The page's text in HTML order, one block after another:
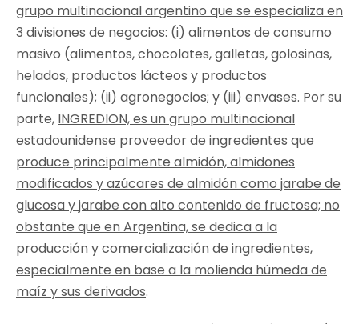
grupo multinacional argentino que se especializa en
3 divisiones de negocios: (i) alimentos de consumo
masivo (alimentos, chocolates, galletas, golosinas,
helados, productos lácteos y productos
funcionales); (ii) agronegocios; y (iii) envases. Por su
parte, INGREDION, es un grupo multinacional
estadounidense proveedor de ingredientes que
produce principalmente almidón, almidones
modificados y azúcares de almidón como jarabe de
glucosa y jarabe con alto contenido de fructosa; no
obstante que en Argentina, se dedica a la
producción y comercialización de ingredientes,
especialmente en base a la molienda húmeda de
maíz y sus derivados.